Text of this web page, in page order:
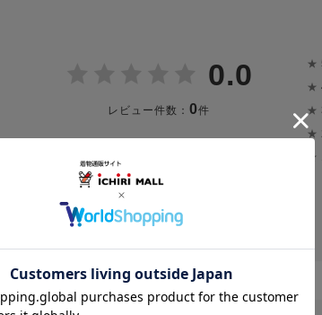
0.0
レビュー件数： 0件
★
★
★
★
★
投稿画像はありません。